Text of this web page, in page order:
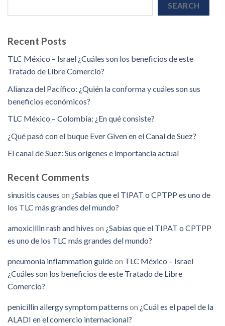
SEARCH
Recent Posts
TLC México – Israel ¿Cuáles son los beneficios de este
Tratado de Libre Comercio?
Alianza del Pacífico: ¿Quién la conforma y cuáles son sus
beneficios económicos?
TLC México – Colombia: ¿En qué consiste?
¿Qué pasó con el buque Ever Given en el Canal de Suez?
El canal de Suez: Sus orígenes e importancia actual
Recent Comments
sinusitis causes on ¿Sabías que el TIPAT o CPTPP es uno de
los TLC más grandes del mundo?
amoxicillin rash and hives on ¿Sabías que el TIPAT o CPTPP
es uno de los TLC más grandes del mundo?
pneumonia inflammation guideon TLC México – Israel
¿Cuáles son los beneficios de este Tratado de Libre
Comercio?
penicillin allergy symptom patterns on ¿Cuál es el papel de la
ALADI en el comercio internacional?